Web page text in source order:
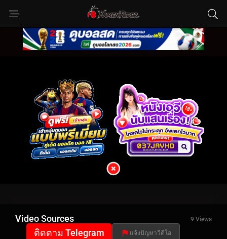
Video Sources 9 Views
ติดตาม Telegram แจ้งปัญหาวีดีโอ